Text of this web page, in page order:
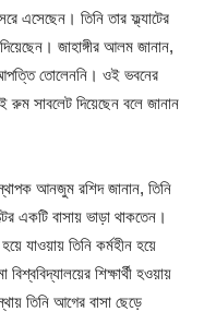
এসেছেন। তিনি তার ফ্ল্যাটের
জাহাঙ্গীর আলম জানান,
আপত্তি তোলেননি। ওই ভবনের
রুম সাবলেট দিয়েছেন বলে জানান
আনজুম রশিদ জানান, তিনি
একটি বাসায় ভাড়া থাকতেন।
যাওয়ায় তিনি কর্মহীন হয়ে
শিক্ষার্থী হওয়ায়
তিনি আগের বাসা ছেড়ে